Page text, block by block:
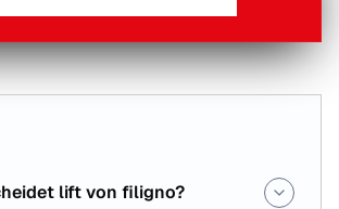
lift von filigno?